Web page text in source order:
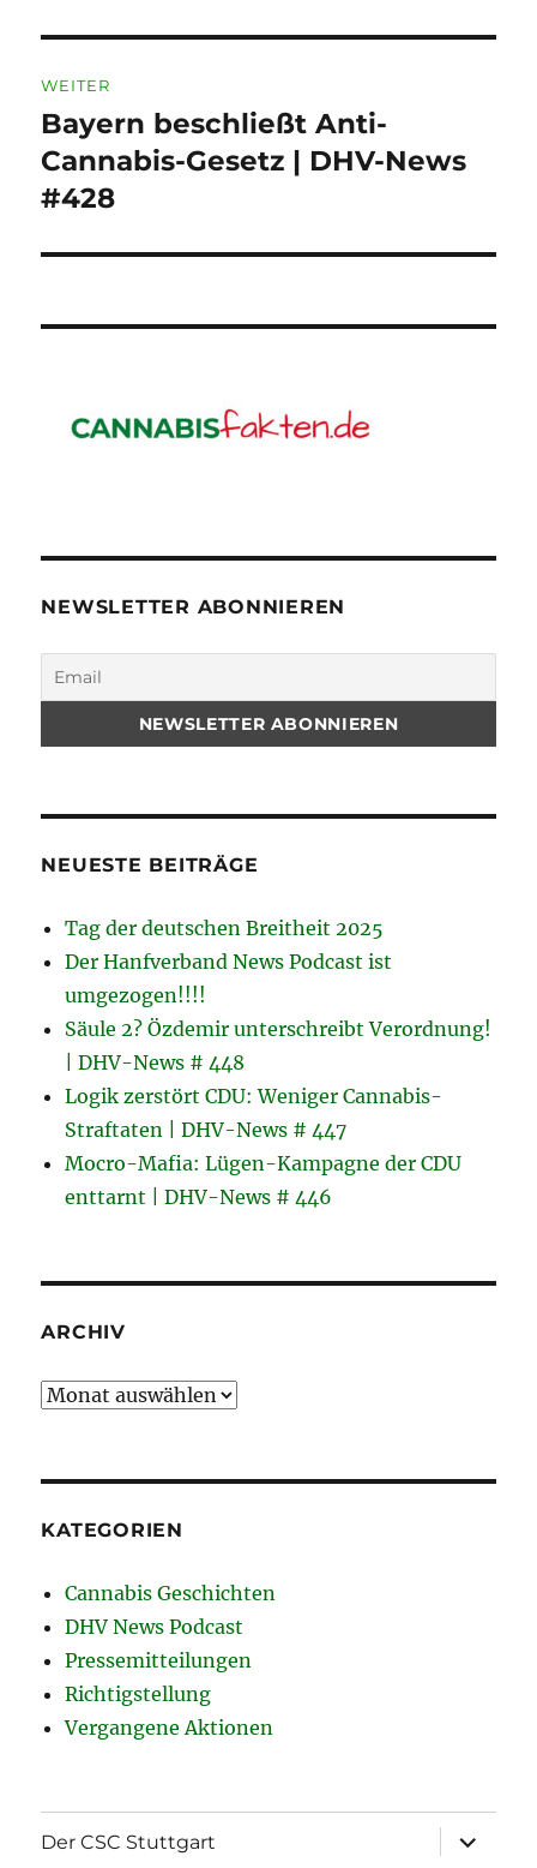
WEITER
Nächster
Beitrag:
Bayern beschließt Anti-
Cannabis-Gesetz | DHV-News
#428
NEWSLETTER ABONNIEREN
NEUESTE BEITRÄGE
Tag der deutschen Breitheit 2025
Der Hanfverband News Podcast ist
umgezogen!!!!
Säule 2? Özdemir unterschreibt Verordnung!
| DHV-News # 448
Logik zerstört CDU: Weniger Cannabis-
Straftaten | DHV-News # 447
Mocro-Mafia: Lügen-Kampagne der CDU
enttarnt | DHV-News # 446
ARCHIV
Archiv
KATEGORIEN
Cannabis Geschichten
DHV News Podcast
Pressemitteilungen
Richtigstellung
Vergangene Aktionen
Der CSC Stuttgart
öffnen